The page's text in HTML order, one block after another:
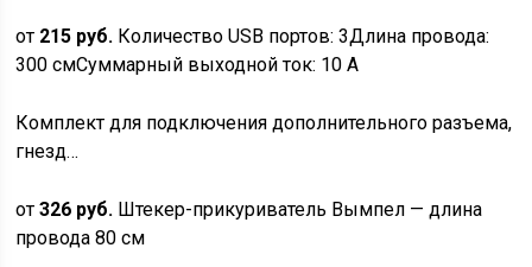
от 215 руб. Количество USB портов: 3Длина провода:
300 смСуммарный выходной ток: 10 А
Комплект для подключения дополнительного разъема,
гнезд…
от326 руб. Штекер-прикуриватель Вымпел — длина
провода 80 см